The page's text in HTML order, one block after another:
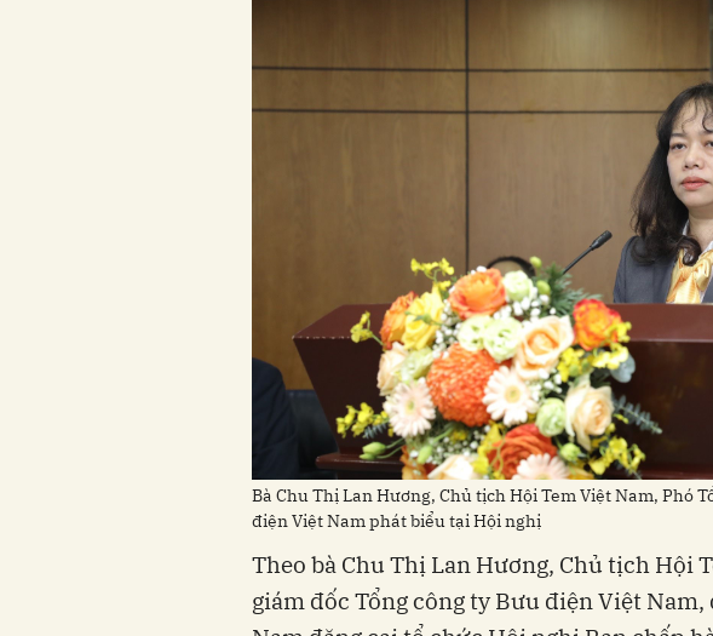
Bà Chu Thị Lan Hương, Chủ tịch Hội Tem Việt Nam, Phó
điện Việt Nam phát biểu tại Hội nghị
Theo bà Chu Thị Lan Hương, Chủ tịch Hội
giám đốc Tổng công ty Bưu điện Việt